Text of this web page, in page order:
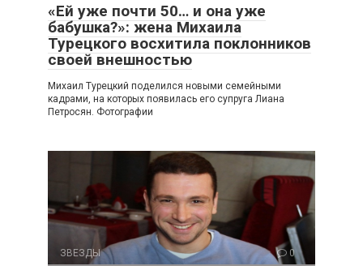
«Ей уже почти 50… и она уже
бабушка?»: жена Михаила
Турецкого восхитила поклонников
своей внешностью
Михаил Турецкий поделился новыми семейными
кадрами, на которых появилась его супруга Лиана
Петросян. Фотографии
ЗВЕЗДЫ 0